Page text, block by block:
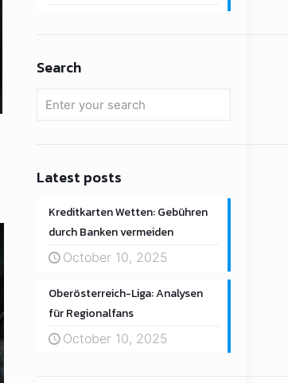
Search
Latest posts
Kreditkarten Wetten: Gebühren
durch Banken vermeiden
October 10, 2025
Oberösterreich-Liga: Analysen
für Regionalfans
October 10, 2025